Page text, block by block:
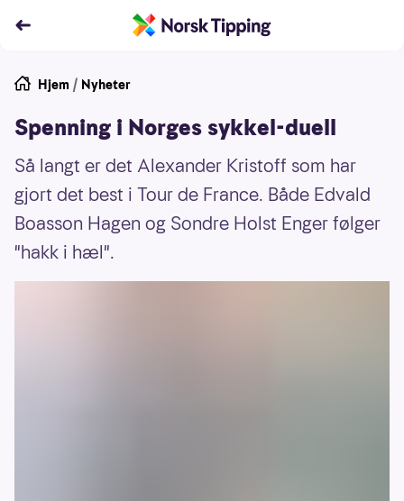
Hjem / Nyheter
Spenning i Norges sykkel-duell
Så langt er det Alexander Kristoff som har
gjort det best i Tour de France. Både Edvald
Boasson Hagen og Sondre Holst Enger følger
"hakk i hæl".